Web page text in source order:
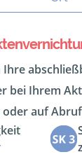
Ihre
bei Ihrem
oder auf